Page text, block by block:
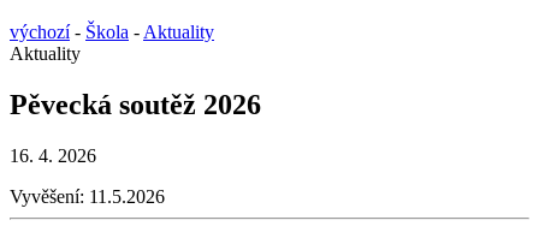
výchozí- Škola - Aktuality
Aktuality
Pěvecká soutěž 2026
16. 4. 2026
Vyvěšení: 11.5.2026